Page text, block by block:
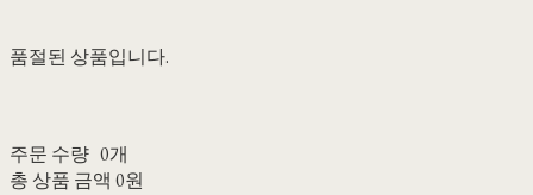
품절된 상품입니다.
주문 수량 0개
총 상품 금액 0원